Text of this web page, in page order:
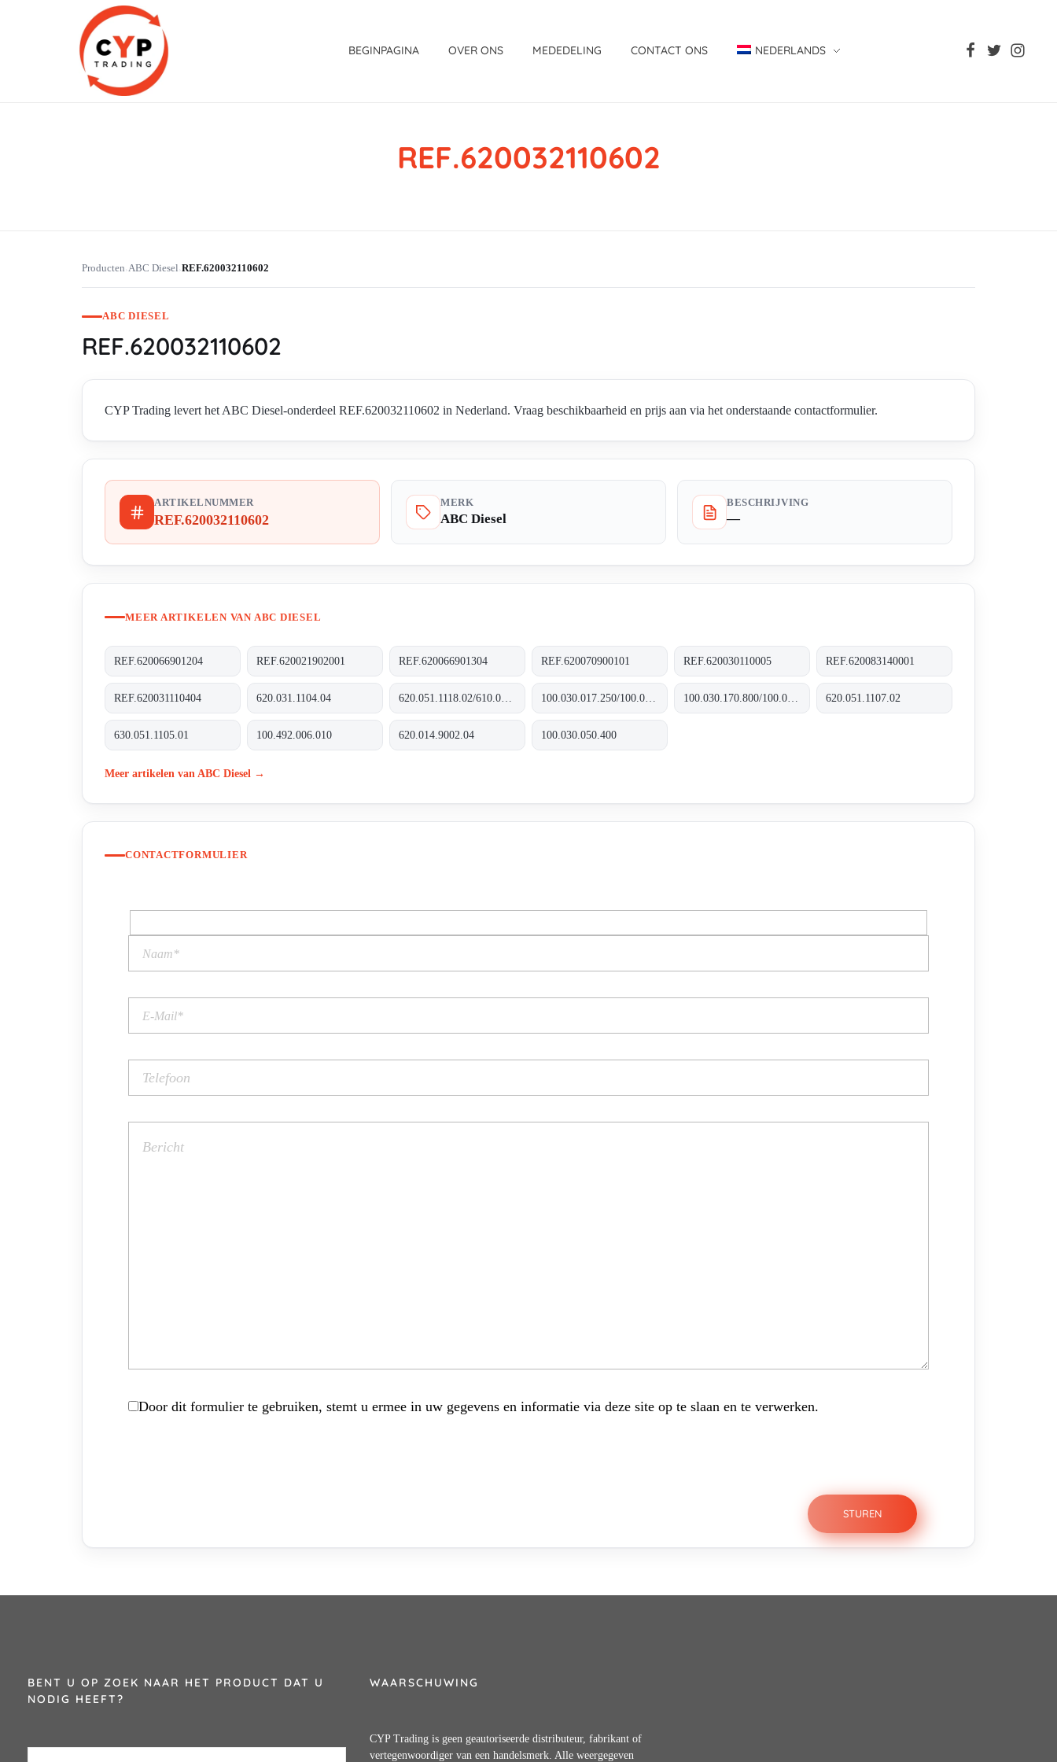
BEGINPAGINA OVER ONS MEDEDELING CONTACT ONS NEDERLANDS
REF.620032110602
Producten›ABC Diesel›REF.620032110602
ABC DIESEL
REF.620032110602
CYP Trading levert het ABC Diesel-onderdeel REF.620032110602 in Nederland. Vraag beschikbaarheid en prijs aan via het onderstaande contactformulier.
ARTIKELNUMMER
REF.620032110602
MERK
ABC Diesel
BESCHRIJVING
—
MEER ARTIKELEN VAN ABC DIESEL
REF.620066901204 REF.620021902001 REF.620066901304 REF.620070900101 REF.620030110005 REF.620083140001
REF.620031110404 620.031.1104.04 620.051.1107.02
630.051.1105.01 100.492.006.010 620.014.9002.04 100.030.050.400
Meer artikelen van ABC Diesel →
CONTACTFORMULIER
Door dit formulier te gebruiken, stemt u ermee in uw gegevens en informatie via deze site op te slaan en te verwerken.
BENT U OP ZOEK NAAR HET PRODUCT DAT U
NODIG HEEFT?
WAARSCHUWING
CYP Trading is geen geautoriseerde distributeur, fabrikant of
vertegenwoordiger van een handelsmerk. Alle weergegeven